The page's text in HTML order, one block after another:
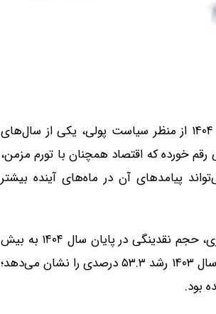
بررسی تازه‌ترین آمارهای پولی کشور نشان می‌دهد سال ۱۴۰۴ از منظر سیاست پولی، یکی از سال‌های
خورده که اقتصاد همچنان با تورم مزمن،
پیامدهای آن در ماه‌های آینده بیشتر
بر اساس تازه‌ترین داده‌های بانک مرکزی از متغیرهای عمده پولی و اعتباری، حجم نقدینگی در پایان سال ۱۴۰۴ به بیش
از ۱۵ هزار و ۵۸۱ هزار میلیارد تومان رسیده است. این رقم نسبت به پایان سال ۱۴۰۳ رشد ۵۳.۳ درصدی را نشان می‌دهد؛